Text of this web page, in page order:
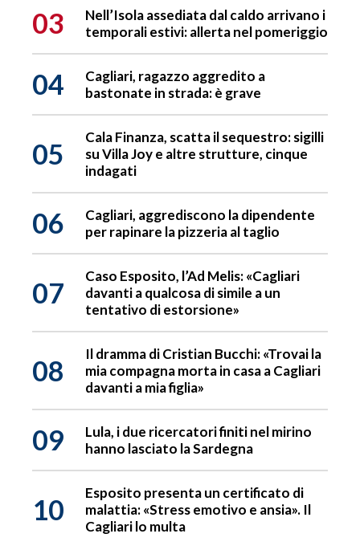
03
Nell’Isola assediata dal caldo arrivano i
temporali estivi: allerta nel pomeriggio
04
Cagliari, ragazzo aggredito a
bastonate in strada: è grave
05
Cala Finanza, scatta il sequestro: sigilli
su Villa Joy e altre strutture, cinque
indagati
06
Cagliari, aggrediscono la dipendente
per rapinare la pizzeria al taglio
07
Caso Esposito, l’Ad Melis: «Cagliari
davanti a qualcosa di simile a un
tentativo di estorsione»
08
Il dramma di Cristian Bucchi: «Trovai la
mia compagna morta in casa a Cagliari
davanti a mia figlia»
09
Lula, i due ricercatori finiti nel mirino
hanno lasciato la Sardegna
10
Esposito presenta un certificato di
malattia: «Stress emotivo e ansia». Il
Cagliari lo multa